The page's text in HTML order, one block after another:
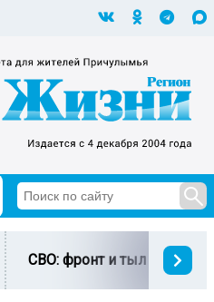
СВО: фронт и тыл